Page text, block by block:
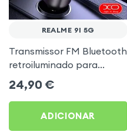
REALME 9I 5G
Transmissor FM Bluetooth
retroiluminado para
automóvel com
carregamento USB C
Preto
24,90 €
ADICIONAR